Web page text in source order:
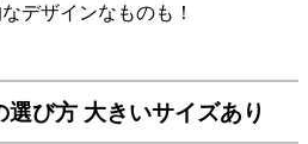
デザインなものも！
び方 大きいサイズあり